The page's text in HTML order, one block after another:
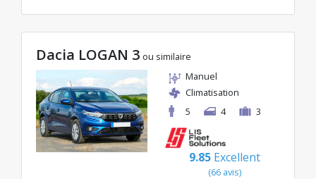
Dacia LOGAN 3 ou similaire
Manuel
Climatisation
5
4 3
9.85 Excellent
(66 avis)